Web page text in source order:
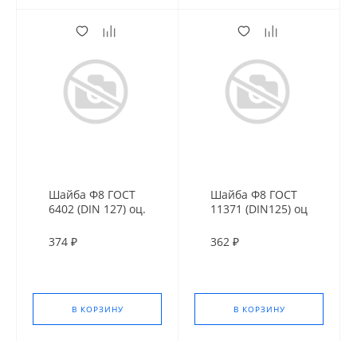
Шайба Ф8 ГОСТ
6402 (DIN 127) оц.
374 ₽
В КОРЗИНУ
Шайба Ф8 ГОСТ
11371 (DIN125) оц
362 ₽
В КОРЗИНУ